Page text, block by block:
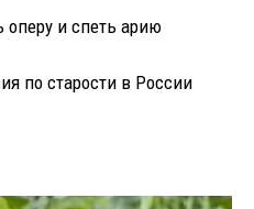
и спеть арию
по старости в России